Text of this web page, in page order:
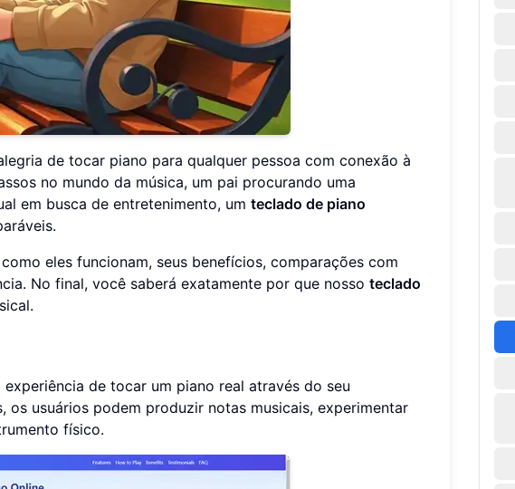
de tocar piano para qualquer pessoa com conexão à
no mundo da música, um pai procurando uma
em busca de entretenimento, um teclado de piano
eles funcionam, seus benefícios, comparações com
No final, você saberá exatamente por que nosso teclado
de tocar um piano real através do seu
usuários podem produzir notas musicais, experimentar
físico.